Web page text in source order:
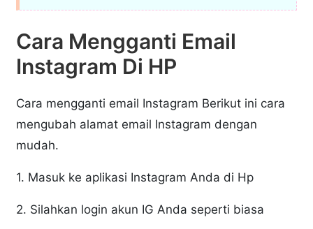
Cara Mengganti Email
Instagram Di HP
Cara mengganti email Instagram Berikut ini cara
mengubah alamat email Instagram dengan
mudah.
1. Masuk ke aplikasi Instagram Anda di Hp
2. Silahkan login akun IG Anda seperti biasa